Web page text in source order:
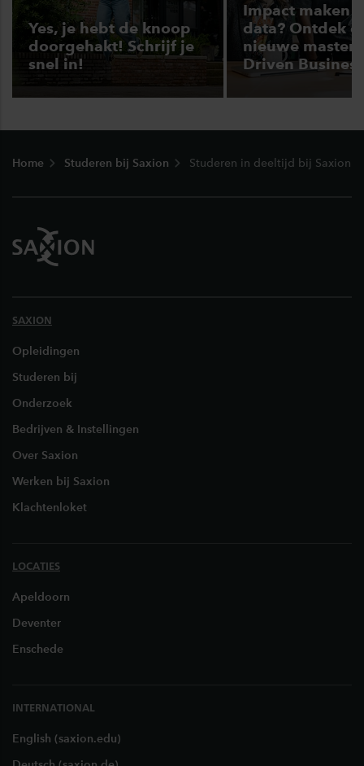
Yes, je hebt de knoop
doorgehakt! Schrijf je
snel in!
Impact maken
data? Ontdek
nieuwe master
Driven Business
Home Studeren bij Saxion Studeren in deeltijd bij Saxion
SAXION
Opleidingen
Studeren bij
Onderzoek
Bedrijven & Instellingen
Over Saxion
Werken bij Saxion
Klachtenloket
LOCATIES
Apeldoorn
Deventer
Enschede
INTERNATIONAL
English (saxion.edu)